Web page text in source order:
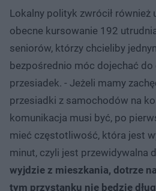
Lokalny polityk zwrócił również
obecne kursowanie 192
seniorów, którzy chcieliby
bezpośrednio móc dojechać do
przesiadek. - Jeżeli mamy
przesiadki z samochodów na
komunikacja musi być, po
mieć częstotliwość, która jest
minut, czyli jest przewidywalna
wyjdzie z mieszkania, dotrze
tym przystanku nie będzie